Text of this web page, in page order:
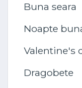
Buna seara
Noapte
Valentine's
Dragobete